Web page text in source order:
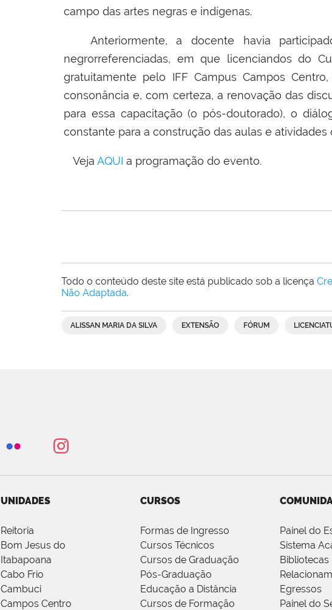
campo das artes negras e indígenas.
Anteriormente, a docente havia
negrorreferenciadas, em que licenciandos do
gratuitamente pelo IFF Campus Campos
consonância e, com certeza, a renovação das
para essa capacitação (o pós-doutorado), o
constante para a construção das aulas e
Veja AQUI a programação do evento.
Todo o conteúdo deste site está publicado sob a licença
Não Adaptada.
ALISSAN MARIA DA SILVA EXTENSÃO FÓRUM
UNIDADES
Reitoria
Bom Jesus do
Itabapoana
Cabo Frio
Cambuci
Campos Centro
CURSOS
Formas de Ingresso
Cursos Técnicos
Cursos de Graduação
Pós-Graduação
Educação a Distância
Cursos de Formação
Painel do
Sistema
Bibliotecas
Egressos
Painel do